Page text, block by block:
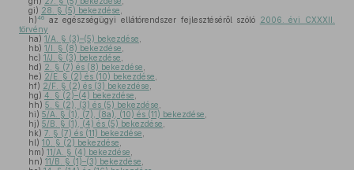
gi) 28. § (5) bekezdése
h)46 az egészségügyi ellátórendszer fejlesztéséről szóló 2006. évi CXXXII.
törvény
ha) 1/A. § (3)–(5) bekezdése
hb) 1/I. § (8) bekezdése
hc) 1/J. § (3) bekezdése
hd) 2. § (7) és (8) bekezdése
he) 2/E. § (2) és (10) bekezdése
hf) 2/F. § (2) és (3) bekezdése
hg) 4. § (2)–(4) bekezdése
hh) 5. § (2), (3) és (5) bekezdése
hi) 5/A. § (1), (7), (8a), (10) és (11) bekezdése
hj) 5/B. § (1), (4) és (5) bekezdése
hk) 7. § (7) és (11) bekezdése
hl) 10. § (2) bekezdése
hm) 11/A. § (4) bekezdése
hn) 11/B. § (1)–(3) bekezdése